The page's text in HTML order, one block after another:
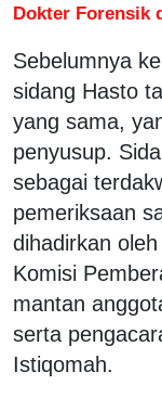
Dokter Forensik
Sebelumnya
sidang Hasto
yang sama,
penyusup.
sebagai
pemeriksaan
dihadirkan
Komisi
mantan
serta
Istiqomah.